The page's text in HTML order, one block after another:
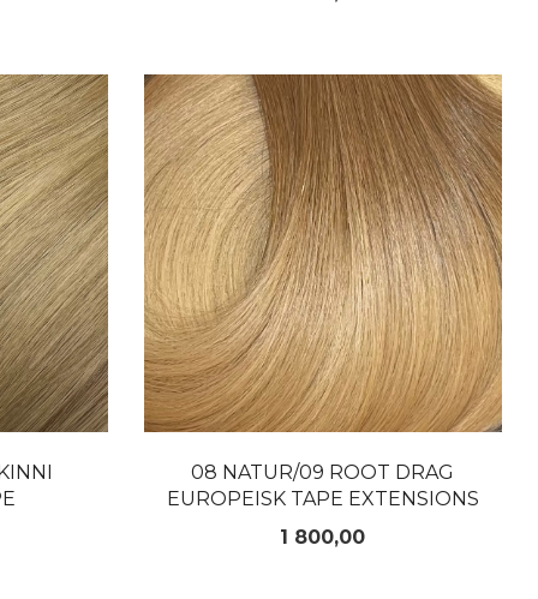
LES MER
08 NATUR/09 ROOT DRAG
EUROPEISK TAPE EXTENSIONS
Pris
1 800,00